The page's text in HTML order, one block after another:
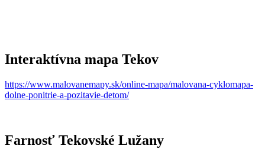
Interaktívna mapa Tekov
https://www.malovanemapy.sk/online-mapa/malovana-cyklomapa-
dolne-ponitrie-a-pozitavie-detom/
Farnosť Tekovské Lužany